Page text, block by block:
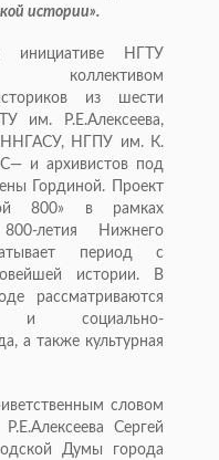
истории».
инициативе НГТУ
коллективом
из шести
им. Р.Е.Алексеева,
ННГАСУ, НГПУ им. К.
и архивистов под
Гординой. Проект
800» в рамках
летия Нижнего
период с
истории. В
рассматриваются
и социально-
а также культурная
словом
Сергей
Думы города